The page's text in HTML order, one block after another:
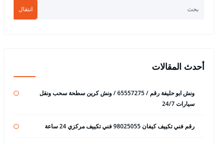
انتقال
أحدث المقالات
ونش ابو حليفة رقم / 65557275 / ونش كرين سطحة سحب ونقل
سيارات 24/7
رقم فني تكييف كيفان 98025055 فني تكييف مركزي 24 ساعة